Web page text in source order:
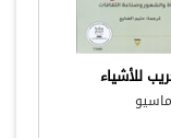
للأشياء